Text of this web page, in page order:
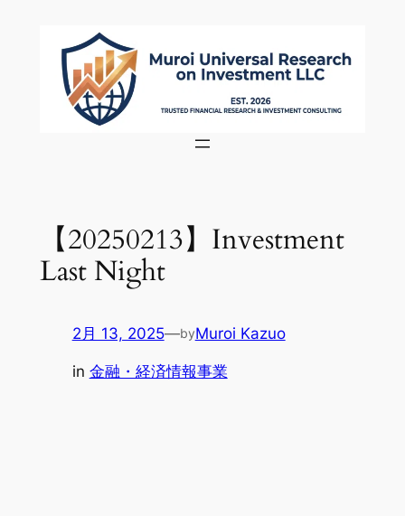
【20250213】Investment
Last Night
2月 13, 2025—byMuroi Kazuo
in 金融・経済情報事業